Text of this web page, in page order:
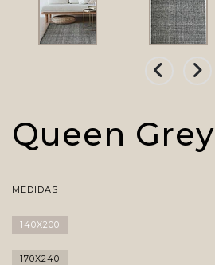
Queen Grey
MEDIDAS
140X200
170X240